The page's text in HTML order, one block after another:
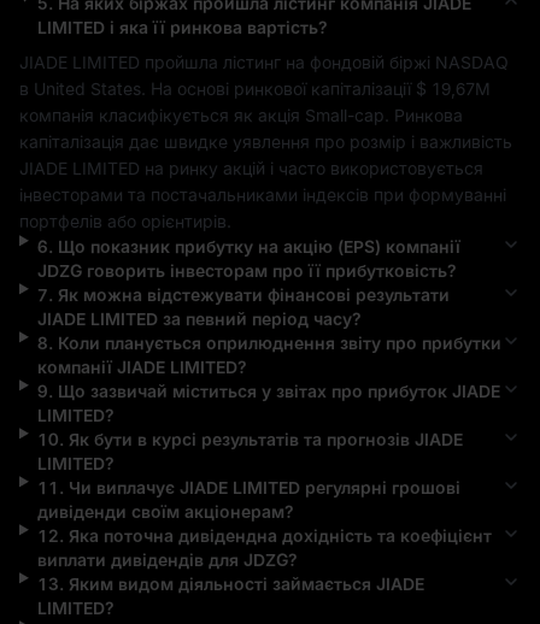
LIMITED і яка її ринкова вартість?
JIADE LIMITED пройшла лістинг на фондовій біржі NASDAQ
в United States . На основі ринкової капіталізації $ 19,67M
компанія класифікується як акція Small-cap . Ринкова
JIADE LIMITED на ринку акцій і часто використовується
інвесторами та постачальниками індексів при формуванні
портфелів або орієнтирів.
6. Що показник прибутку на акцію (EPS) компанії
JDZGговорить інвесторам про її прибутковість?
7. Як можна відстежувати фінансові результати
JIADE LIMITED за певний період часу?
8. Коли планується оприлюднення звіту про прибутки
компанії JIADE LIMITED?
9. Що зазвичай міститься у звітах про прибуток JIADE
LIMITED?
10. Як бути в курсі результатів та прогнозів JIADE
LIMITED?
11 . Чи виплачує JIADE LIMITED регулярні грошові
дивіденди своїм акціонерам?
12. Яка поточна дивідендна дохідність та коефіцієнт
виплати дивідендів для JDZG?
13. Яким видом діяльності займається JIADE
LIMITED?